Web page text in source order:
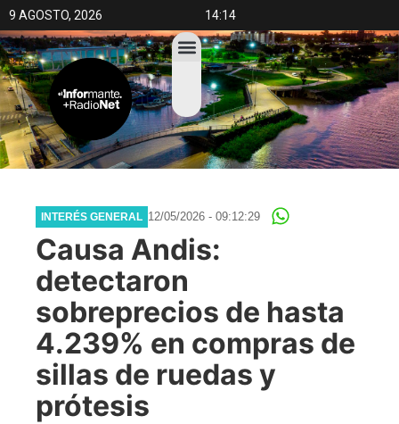
9 AGOSTO, 2026 14:14
INTERÉS GENERAL 12/05/2026 - 09:12:29
Causa Andis:
detectaron
sobreprecios de hasta
4.239% en compras de
sillas de ruedas y
prótesis